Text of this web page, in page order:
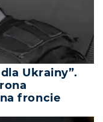
Ukrainy”.
froncie